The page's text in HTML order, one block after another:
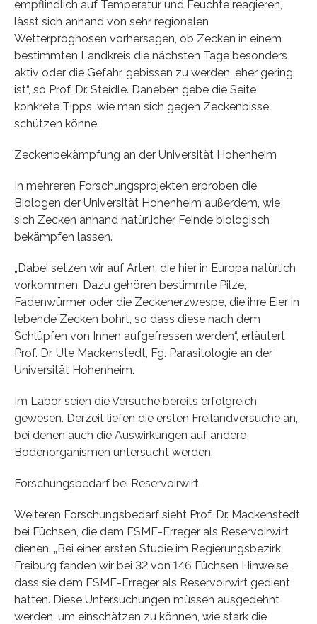
empflindlich auf Temperatur und Feuchte reagieren,
lässt sich anhand von sehr regionalen
Wetterprognosen vorhersagen, ob Zecken in einem
bestimmten Landkreis die nächsten Tage besonders
aktiv oder die Gefahr, gebissen zu werden, eher gering
ist“, so Prof. Dr. Steidle. Daneben gebe die Seite
konkrete Tipps, wie man sich gegen Zeckenbisse
schützen könne.
Zeckenbekämpfung an der Universität Hohenheim
In mehreren Forschungsprojekten erproben die
Biologen der Universität Hohenheim außerdem, wie
sich Zecken anhand natürlicher Feinde biologisch
bekämpfen lassen.
„Dabei setzen wir auf Arten, die hier in Europa natürlich
vorkommen. Dazu gehören bestimmte Pilze,
Fadenwürmer oder die Zeckenerzwespe, die ihre Eier in
lebende Zecken bohrt, so dass diese nach dem
Schlüpfen von Innen aufgefressen werden“, erläutert
Prof. Dr. Ute Mackenstedt, Fg. Parasitologie an der
Universität Hohenheim.
Im Labor seien die Versuche bereits erfolgreich
gewesen. Derzeit liefen die ersten Freilandversuche an,
bei denen auch die Auswirkungen auf andere
Bodenorganismen untersucht werden.
Forschungsbedarf bei Reservoirwirt
Weiteren Forschungsbedarf sieht Prof. Dr. Mackenstedt
bei Füchsen, die dem FSME-Erreger als Reservoirwirt
dienen. „Bei einer ersten Studie im Regierungsbezirk
Freiburg fanden wir bei 32 von 146 Füchsen Hinweise,
dass sie dem FSME-Erreger als Reservoirwirt gedient
hatten. Diese Untersuchungen müssen ausgedehnt
werden, um einschätzen zu können, wie stark die